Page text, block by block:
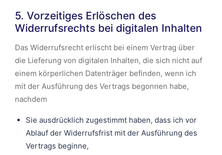
5. Vorzeitiges Erlöschen des
Widerrufsrechts bei digitalen Inhalten
Das Widerrufsrecht erlischt bei einem Vertrag über
die Lieferung von digitalen Inhalten, die sich nicht auf
einem körperlichen Datenträger befinden, wenn ich
mit der Ausführung des Vertrags begonnen habe,
nachdem
Sie ausdrücklich zugestimmt haben, dass ich vor
Ablauf der Widerrufsfrist mit der Ausführung des
Vertrags beginne,